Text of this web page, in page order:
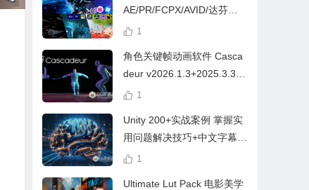
AE/PR/FCPX/AVID/达芬奇
视频特效插件Continuum Wi
1
角色关键帧动画软件 Casca
deur v2026.1.3+2025.3.3
Win/Mac+中文字幕教程
1
Unity 200+实战案例 掌握实
用问题解决技巧+中文字幕 L
earn Problem Solving
1
Ultimate Lut Pack 电影美学